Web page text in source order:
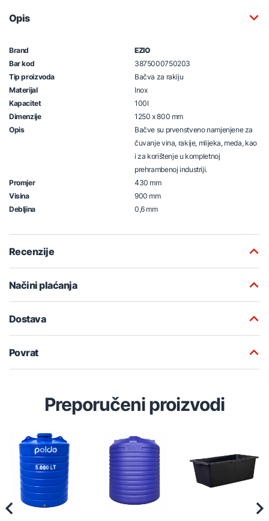
Opis
Brand
EZIO
Bar kod
3875000750203
Tip proizvoda
Bačva za rakiju
Materijal
Inox
Kapacitet
100l
Dimenzije
1250 x 800 mm
Opis
Bačve su prvenstveno namjenjene za
čuvanje vina, rakije, mlijeka, meda, kao
i za korištenje u kompletnoj
prehrambenoj industriji.
Promjer
430 mm
Visina
900 mm
Debljina
0,6 mm
Recenzije
Načini plaćanja
Dostava
Povrat
Preporučeni proizvodi